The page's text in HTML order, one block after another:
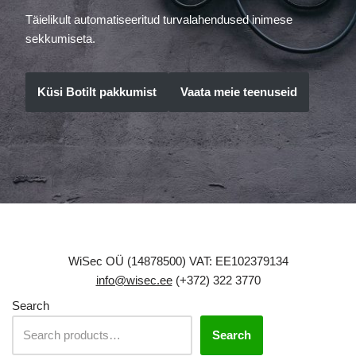
Täielikult automatiseeritud turvalahendused inimese
sekkumiseta.
Küsi Botilt pakkumist Vaata meie teenuseid
WiSec OÜ (14878500) VAT: EE102379134
info@wisec.ee(+372) 322 3770
Search
Search